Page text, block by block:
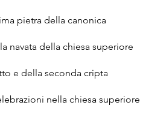
pietra della canonica
navata della chiesa superiore
e della seconda cripta
nella chiesa superiore